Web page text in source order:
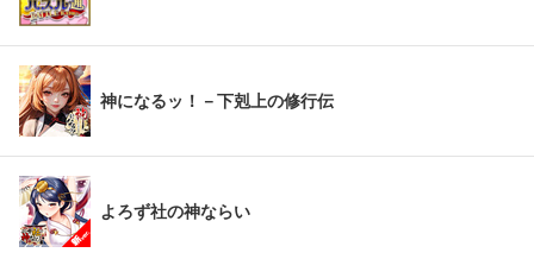
神になるッ！－下剋上の修行伝
よろず社の神ならい